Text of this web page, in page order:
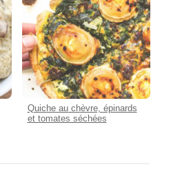
Quiche au chèvre, épinards
et tomates séchées